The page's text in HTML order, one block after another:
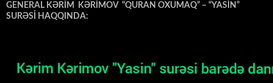
GENERAL KƏRİM KƏRİMOV “QURAN OXUMAQ” – “YASİN”
SURƏSİ HAQQINDA: